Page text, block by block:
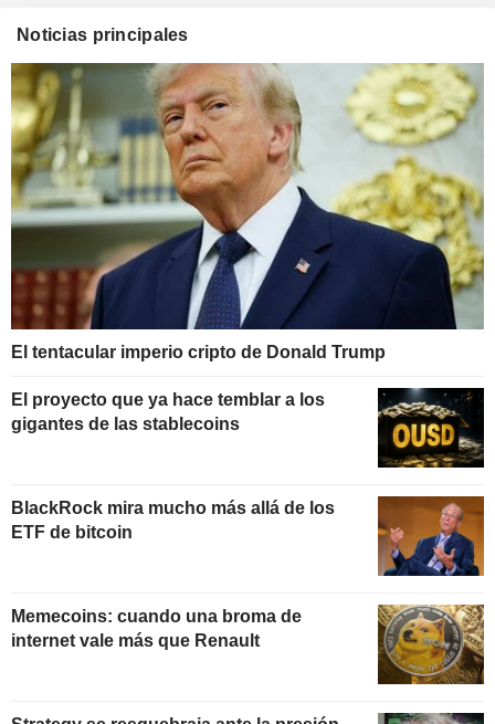
Noticias principales
El tentacular imperio cripto de Donald Trump
El proyecto que ya hace temblar a los
gigantes de las stablecoins
BlackRock mira mucho más allá de los
ETF de bitcoin
Memecoins: cuando una broma de
internet vale más que Renault